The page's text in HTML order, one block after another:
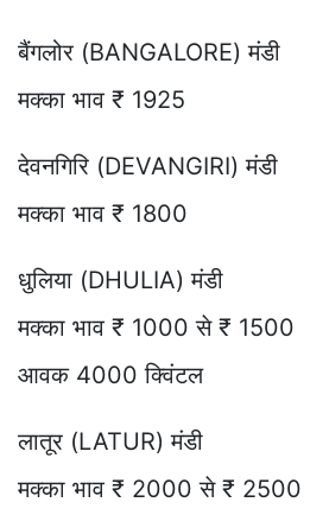
बैंगलोर (BANGALORE) मंडी
मक्का भाव ₹ 1925
देवनगिरि (DEVANGIRI) मंडी
मक्का भाव ₹ 1800
धुलिया (DHULIA) मंडी
मक्का भाव ₹ 1000 से ₹ 1500
आवक 4000 क्विंटल
लातूर (LATUR) मंडी
मक्का भाव ₹ 2000 से ₹ 2500